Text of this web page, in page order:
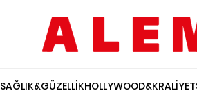
SAĞLIK&GÜZELLİKHOLLYWOOD&KRALİYET